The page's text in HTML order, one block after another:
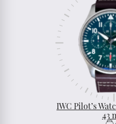
IWC Pilot’s
43